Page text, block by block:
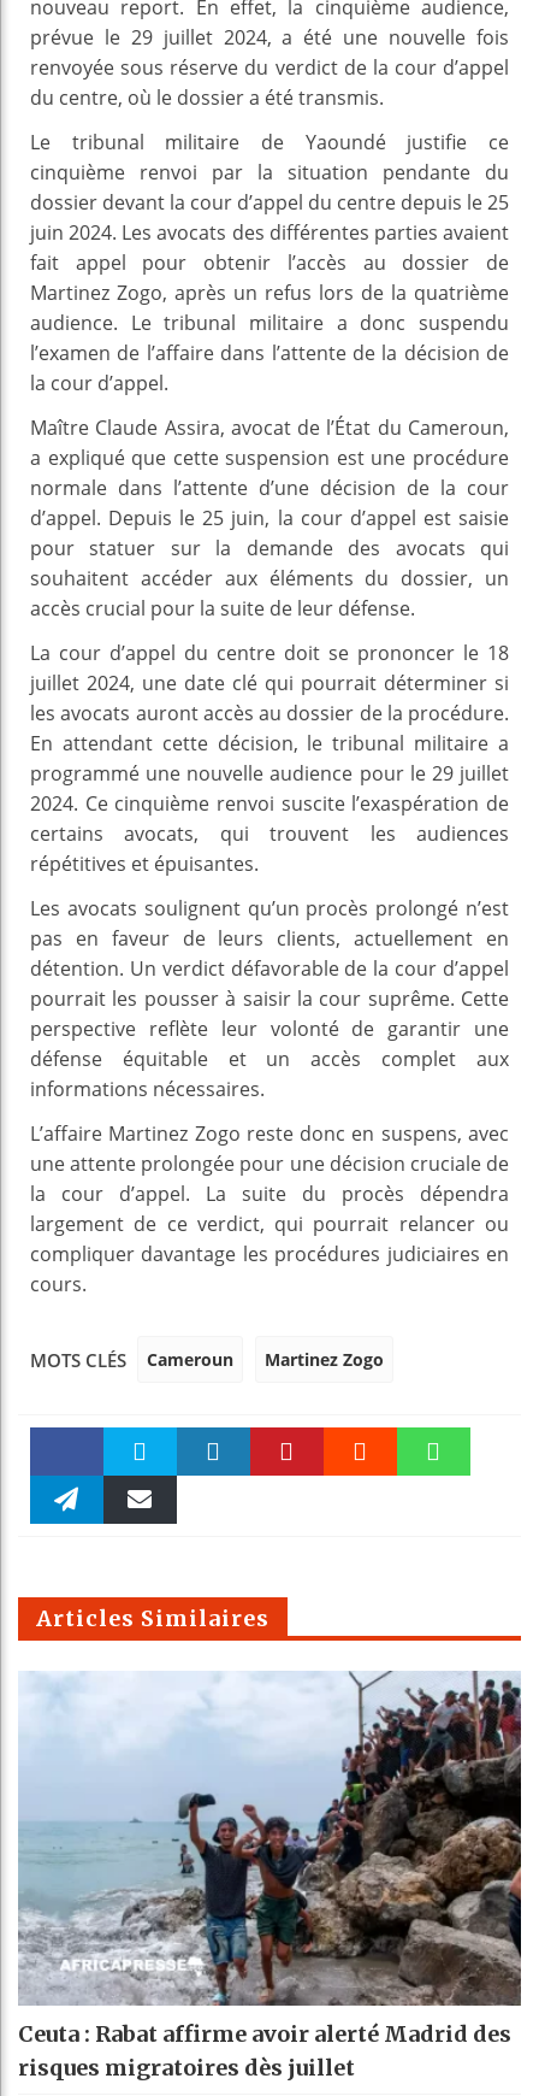
nouveau report. En effet, la cinquième audience,
prévue le 29 juillet 2024, a été une nouvelle fois
renvoyée sous réserve du verdict de la cour d’appel
du centre, où le dossier a été transmis.
Le tribunal militaire de Yaoundé justifie ce
cinquième renvoi par la situation pendante du
dossier devant la cour d’appel du centre depuis le 25
juin 2024. Les avocats des différentes parties avaient
fait appel pour obtenir l’accès au dossier de
Martinez Zogo, après un refus lors de la quatrième
audience. Le tribunal militaire a donc suspendu
l’examen de l’affaire dans l’attente de la décision de
la cour d’appel.
Maître Claude Assira, avocat de l’État du Cameroun,
a expliqué que cette suspension est une procédure
normale dans l’attente d’une décision de la cour
d’appel. Depuis le 25 juin, la cour d’appel est saisie
pour statuer sur la demande des avocats qui
souhaitent accéder aux éléments du dossier, un
accès crucial pour la suite de leur défense.
La cour d’appel du centre doit se prononcer le 18
juillet 2024, une date clé qui pourrait déterminer si
les avocats auront accès au dossier de la procédure.
En attendant cette décision, le tribunal militaire a
programmé une nouvelle audience pour le 29 juillet
2024. Ce cinquième renvoi suscite l’exaspération de
certains avocats, qui trouvent les audiences
répétitives et épuisantes.
Les avocats soulignent qu’un procès prolongé n’est
pas en faveur de leurs clients, actuellement en
détention. Un verdict défavorable de la cour d’appel
pourrait les pousser à saisir la cour suprême. Cette
perspective reflète leur volonté de garantir une
défense équitable et un accès complet aux
informations nécessaires.
L’affaire Martinez Zogo reste donc en suspens, avec
une attente prolongée pour une décision cruciale de
la cour d’appel. La suite du procès dépendra
largement de ce verdict, qui pourrait relancer ou
compliquer davantage les procédures judiciaires en
cours.
MOTS CLÉS Cameroun Martinez Zogo
Faceboo Twitter
m
Articles Similaires
Ceuta : Rabat affirme avoir alerté Madrid des
risques migratoires dès juillet